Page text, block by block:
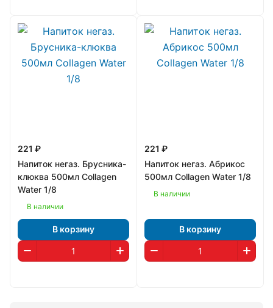
221 ₽
Напиток негаз. Брусника-
клюква 500мл Collagen
Water 1/8
В наличии
В корзину
221 ₽
Напиток негаз. Абрикос
500мл Collagen Water 1/8
В наличии
В корзину